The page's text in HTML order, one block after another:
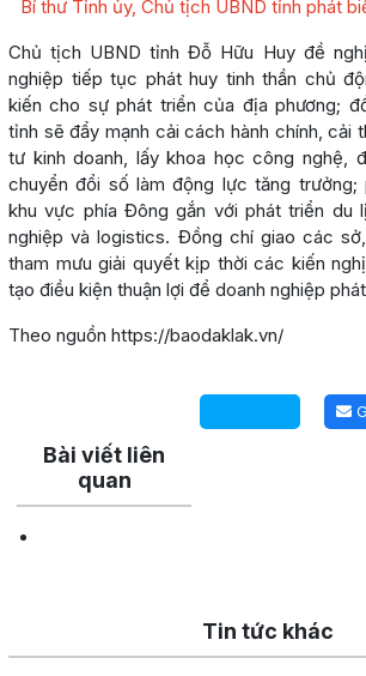
Bí thư Tỉnh ủy, Chủ tịch UBND tỉnh phát
Chủ tịch UBND tỉnh Đỗ Hữu Huy đề
nghiệp tiếp tục phát huy tinh thần chủ
kiến cho sự phát triển của địa phương;
tỉnh sẽ đẩy mạnh cải cách hành chính, cải
tư kinh doanh, lấy khoa học công nghệ,
chuyển đổi số làm động lực tăng trưởng;
khu vực phía Đông gắn với phát triển du
nghiệp và logistics. Đồng chí giao các
tham mưu giải quyết kịp thời các kiến
tạo điều kiện thuận lợi để doanh nghiệp
Theo nguồn https://baodaklak.vn/
Bài viết liên
quan
Tin tức khác